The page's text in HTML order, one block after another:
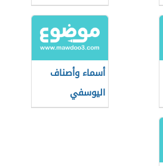
أسماء وأصناف
اليوسفي